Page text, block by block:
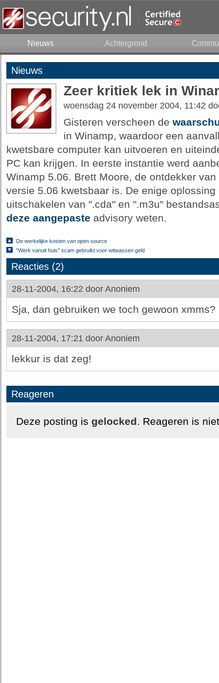
Nieuws Achtergrond
Nieuws
Zeer kritiek lek in
woensdag 24 november 2004, 11:42
Gisteren verscheen de
in Winamp, waardoor een
kwetsbare computer kan uitvoeren en
PC kan krijgen. In eerste instantie werd
Winamp 5.06. Brett Moore, de ontdekker
versie 5.06 kwetsbaar is. De enige
uitschakelen van ".cda" en ".m3u"
deze aangepaste advisory weten.
De werkelijke kosten van open source
"Werk vanuit huis" scam gebruikt voor witwassen geld
Reacties (2)
28-11-2004, 16:22 door Anoniem
Sja, dan gebruiken we toch gewoon xmms?
28-11-2004, 17:21 door Anoniem
lekkur is dat zeg!
Reageren
Deze posting is gelocked. Reageren is